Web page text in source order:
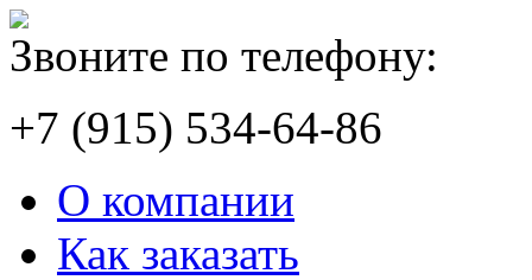
Звоните по телефону:
+7 (915) 534-64-86
О компании
Как заказать